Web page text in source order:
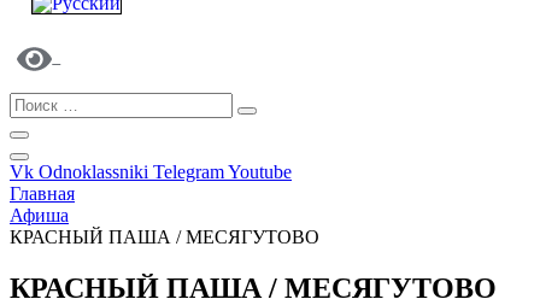
Vk Odnoklassniki TelegramYoutube
Главная
Афиша
КРАСНЫЙ ПАША / МЕСЯГУТОВО
КРАСНЫЙ ПАША / МЕСЯГУТОВО